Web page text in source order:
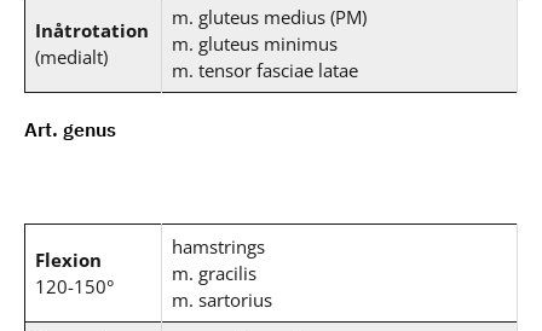
Inåtrotation
(medialt)
m. gluteus medius (PM)
m. gluteus minimus
m. tensor fasciae latae
Art. genus
Flexion
120-150°
hamstrings
m. gracilis
m. sartorius